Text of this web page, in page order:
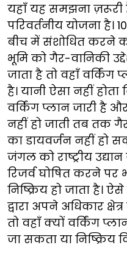
यहाँ यह समझना ज़रूरी
परिवर्तनीय योजना है।
बीच में संशोधित करने
भूमि को गैर-वानिकी
जाता है तो वहाँ वर्किंग
है। यानी ऐसा नहीं
वर्किंग प्लान जारी है
नहीं हो जाती तब तक
का डायवर्जन नहीं हो
जंगल को राष्ट्रीय
रिजर्व घोषित करने पर
निष्क्रिय हो जाता है।
द्वारा अपने अधिकार
तो वहाँ क्यों वर्किंग
जा सकता या निष्क्रिय